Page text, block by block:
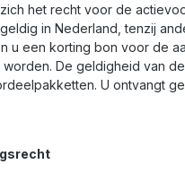
het recht voor de
in Nederland, tenzij
u een korting bon voor de
De geldigheid van
U ontvangt